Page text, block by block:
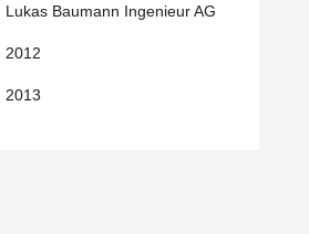
Lukas Baumann Ingenieur AG
2012
2013